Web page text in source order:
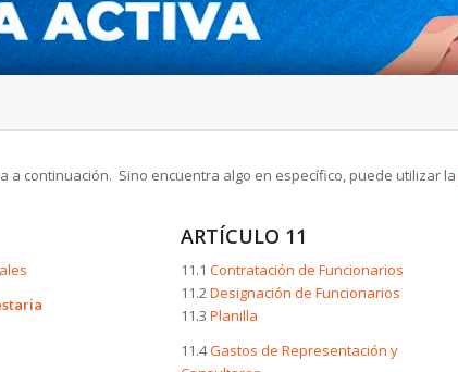
continuación. Sino encuentra algo en específico, puede utilizar la
ARTÍCULO 11
11.1Contratación de Funcionarios
11.2Designación de Funcionarios
11.3Planilla
11.4Gastos de Representación y